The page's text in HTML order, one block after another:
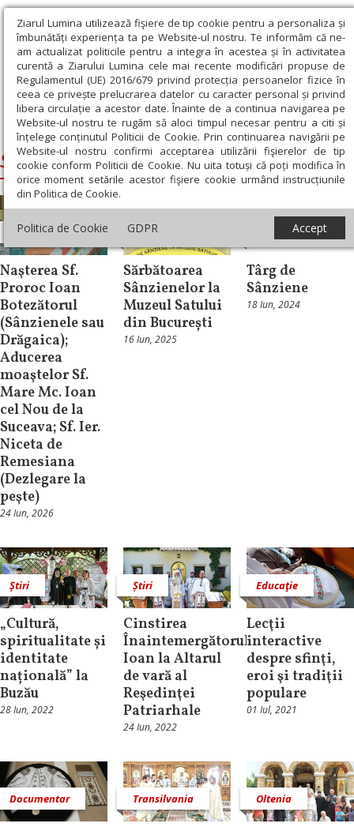
Ziarul Lumina utilizează fişiere de tip cookie pentru a personaliza și
îmbunătăți experiența ta pe Website-ul nostru. Te informăm că ne-
am actualizat politicile pentru a integra în acestea și în activitatea
curentă a Ziarului Lumina cele mai recente modificări propuse de
Regulamentul (UE) 2016/679 privind protecția persoanelor fizice în
ceea ce privește prelucrarea datelor cu caracter personal și privind
libera circulație a acestor date. Înainte de a continua navigarea pe
Website-ul nostru te rugăm să aloci timpul necesar pentru a citi și
înțelege conținutul Politicii de Cookie. Prin continuarea navigării pe
Website-ul nostru confirmi acceptarea utilizării fişierelor de tip
cookie conform Politicii de Cookie. Nu uita totuși că poți modifica în
orice moment setările acestor fişiere cookie urmând instrucțiunile
din Politica de Cookie.
Politica de Cookie GDPR Accept
Ziarul Lumina › Sânzienele
Sânzienele
Sinaxar
Naşterea Sf.
Proroc Ioan
Botezătorul
(Sânzienele sau
Drăgaica);
Aducerea
moaştelor Sf.
Mare Mc. Ioan
cel Nou de la
Suceava; Sf. Ier.
Niceta de
Remesiana
(Dezlegare la
peşte)
24 Iun, 2026
Cultură
Sărbătoarea
Sânzienelor la
Muzeul Satului
din București
16 Iun, 2025
Târg de
Sânziene
18 Iun, 2024
Știri
„Cultură,
spiritualitate și
identitate
națională” la
Buzău
28 Iun, 2022
Știri
Cinstirea
Înaintemergătorului
Ioan la Altarul
de vară al
Reşedinţei
Patriarhale
24 Iun, 2022
Educaţie
Lecţii
interactive
despre sfinţi,
eroi şi tradiţii
populare
01 Iul, 2021
Documentar Transilvania Oltenia